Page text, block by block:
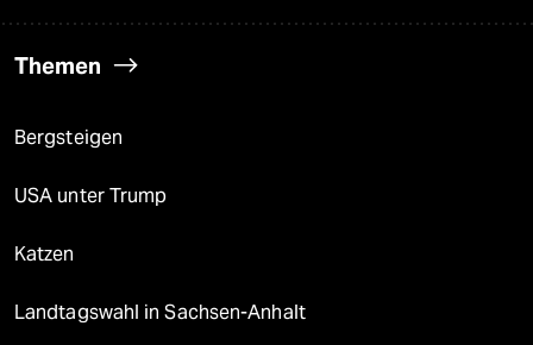
Themen
Bergsteigen
USA unter Trump
Katzen
Landtagswahl in Sachsen-Anhalt